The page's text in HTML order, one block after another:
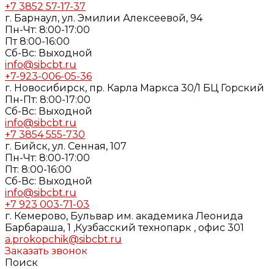
+7 3852 57-17-37
г. Барнаул, ул. Эмилии Алексеевой, 94
Пн-Чт: 8:00-17:00
Пт 8:00-16:00
Cб-Вс: Выходной
info@sibcbt.ru
+7-923-006-05-36
г. Новосибирск, пр. Карла Маркса 30/1 БЦ Горский
Пн-Пт: 8:00-17:00
Cб-Вс: Выходной
info@sibcbt.ru
+7 3854 555-730
г. Бийск, ул. Сенная, 107
Пн-Чт: 8:00-17:00
Пт: 8:00-16:00
Cб-Вс: Выходной
info@sibcbt.ru
+7 923 003-71-03
г. Кемерово, Бульвар им. академика Леонида
Барбараша, 1 ,Кузбасский технопарк , офис 301
a.prokopchik@sibcbt.ru
Заказать звонок
Поиск